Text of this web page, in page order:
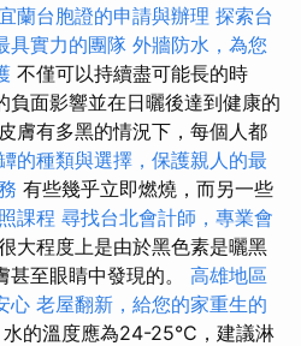
蘭台胞證的申請與辦理 探索台
具實力的團隊 外牆防水，為您
不僅可以持續盡可能長的時
負面影響並在日曬後達到健康的
膚有多黑的情況下，每個人都
的種類與選擇，保護親人的最
有些幾乎立即燃燒，而另一些
課程 尋找台北會計師，專業會
大程度上是由於黑色素是曬黑
甚至眼睛中發現的。 高雄地區
心 老屋翻新，給您的家重生的
水的溫度應為24-25°C，建議淋